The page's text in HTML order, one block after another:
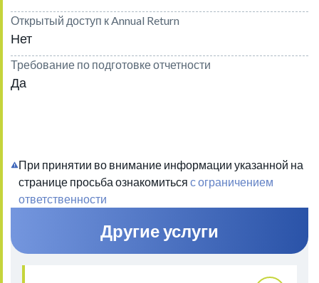
Открытый доступ к Annual Return
Нет
Требование по подготовке отчетности
Да
При принятии во внимание информации указанной на
странице просьба ознакомиться с ограничением
ответственности
Другие услуги